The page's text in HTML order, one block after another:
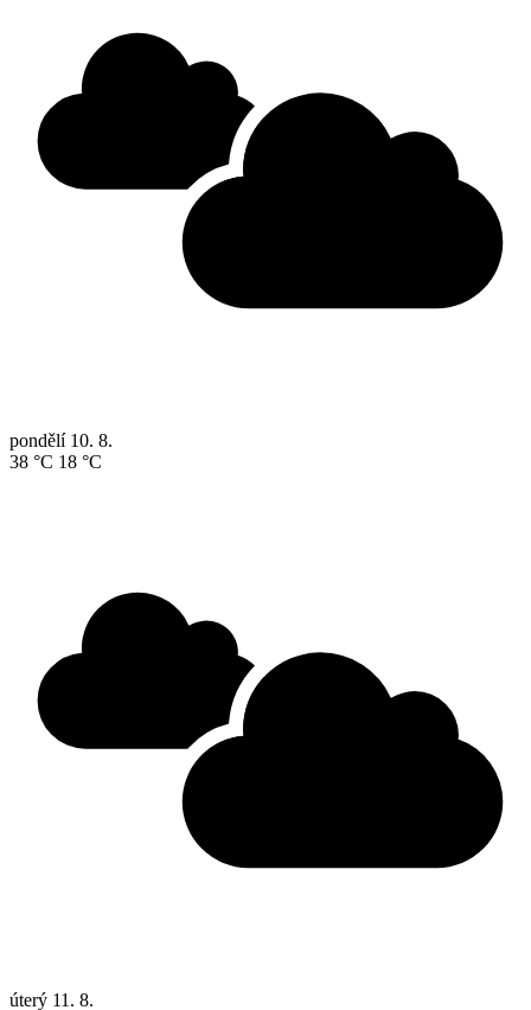
pondělí 10. 8.
38 °C 18 °C
úterý 11. 8.